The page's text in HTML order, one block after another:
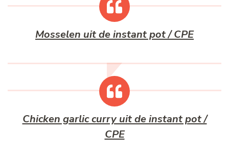
Mosselen uit de instant pot / CPE
Chicken garlic curry uit de instant pot /
CPE